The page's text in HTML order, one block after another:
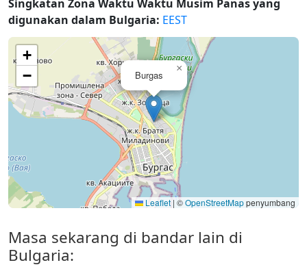
Singkatan Zona Waktu Waktu Musim Panas yang
digunakan dalam Bulgaria: EEST
Burgas
×
+
−
Leaflet | ©OpenStreetMappenyumbang
Masa sekarang di bandar lain di
Bulgaria: